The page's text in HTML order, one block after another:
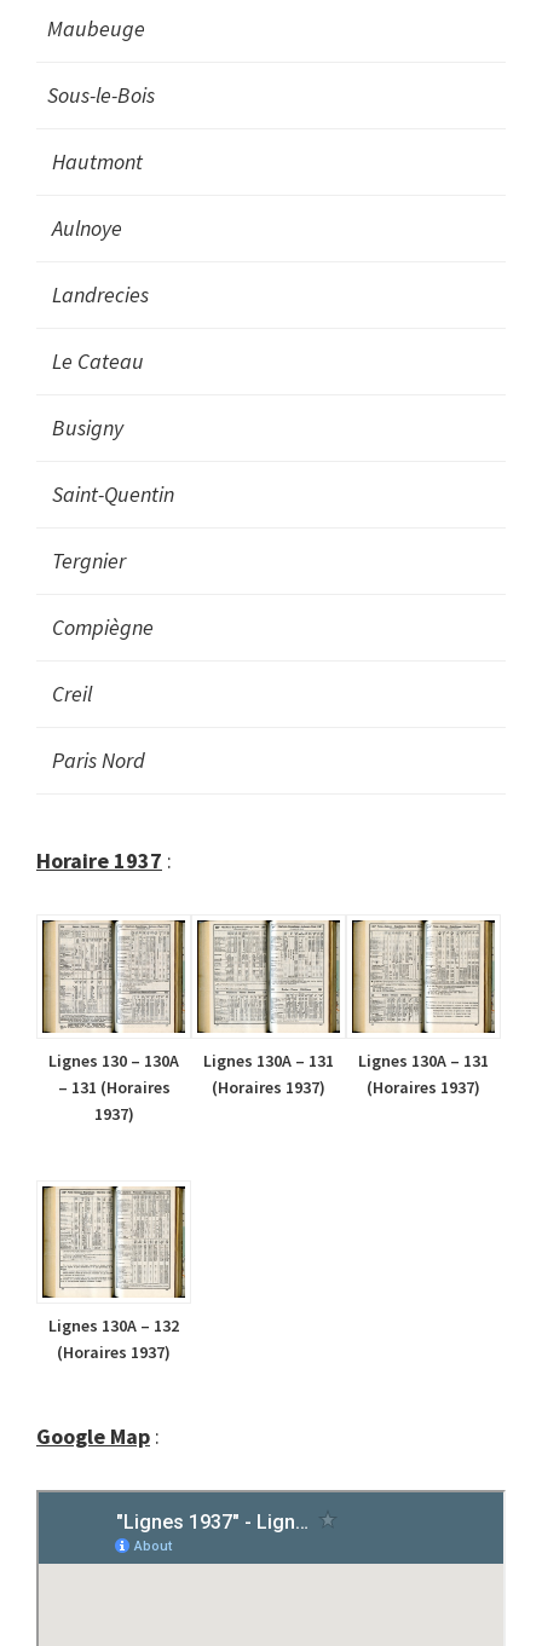
Maubeuge
Sous-le-Bois
Hautmont
Aulnoye
Landrecies
Le Cateau
Busigny
Saint-Quentin
Tergnier
Compiègne
Creil
Paris Nord
Horaire 1937 :
Lignes 130 – 130A
– 131 (Horaires
1937)
Lignes 130A – 131
(Horaires 1937)
Lignes 130A – 131
(Horaires 1937)
Lignes 130A – 132
(Horaires 1937)
Google Map :